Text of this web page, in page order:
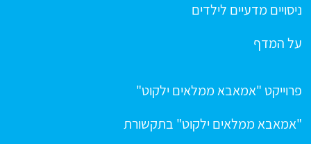
ניסויים מדעיים לילדים
על המדף
פרוייקט "אמאבא ממלאים ילקוט"
"אמאבא ממלאים ילקוט" בתקשורת